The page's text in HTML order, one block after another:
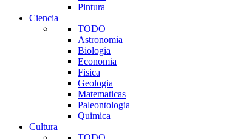
Pintura
Ciencia
TODO
Astronomia
Biologia
Economia
Fisica
Geologia
Matematicas
Paleontologia
Quimica
Cultura